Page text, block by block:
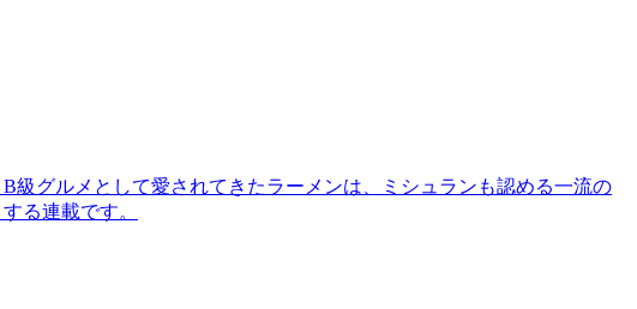
級グルメとして愛されてきたラーメンは、ミシュランも認める一流の
る連載です。